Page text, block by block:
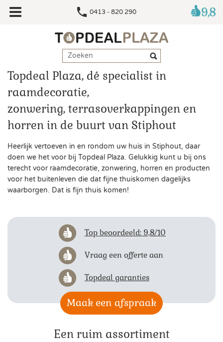
0413 - 820 290
Topdeal Plaza, dé specialist in
raamdecoratie,
zonwering, terrasoverkappingen en
horren in de buurt van Stiphout
Heerlijk vertoeven in en rondom uw huis in Stiphout, daar
doen we het voor bij Topdeal Plaza. Gelukkig kunt u bij ons
terecht voor raamdecoratie, zonwering, horren en producten
voor het buitenleven die dat fijne thuiskomen dagelijks
waarborgen. Dat is fijn thuis komen!
Top beoordeeld: 9,8/10
Vraag een offerte aan
Topdeal garanties
Maak een afspraak
Een ruim assortiment